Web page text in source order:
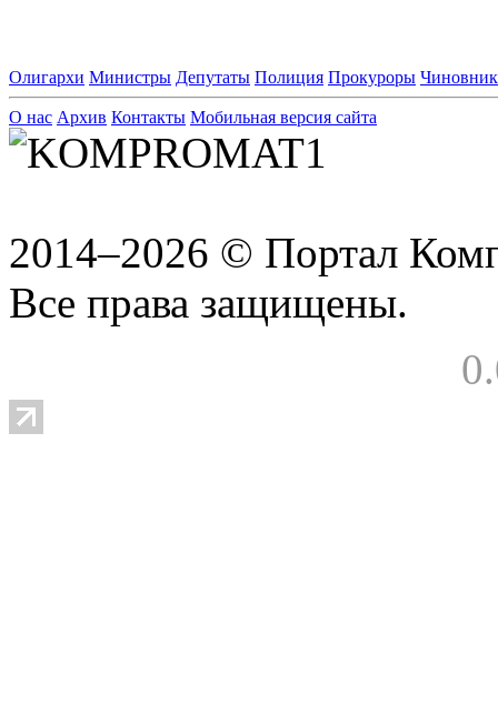
Олигархи Министры Депутаты Полиция Прокуроры
О нас Архив Контакты Мобильная версия сайта
2014–2026 © Портал
Все права защищены.